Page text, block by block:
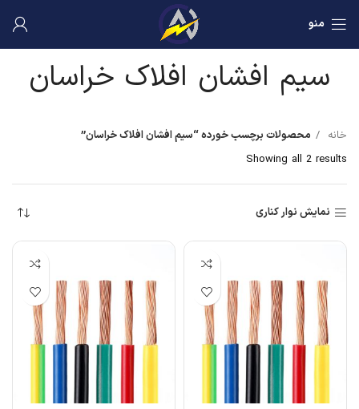
منو
سیم افشان افلاک خراسان
خانه
محصولات برچسب خورده “سیم افشان افلاک خراسان”
Showing all 2 results
نمایش نوار کناری